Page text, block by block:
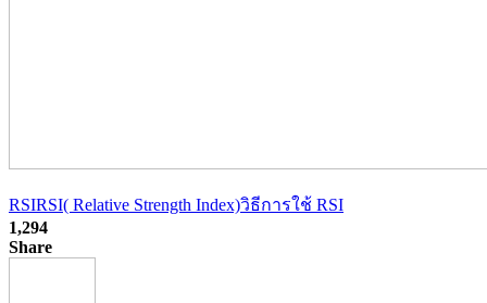
RSIRSI( Relative Strength Index)วิธีการใช้ RSI
1,294
Share